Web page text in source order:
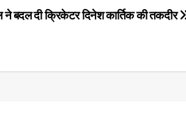
ने बदल दी क्रिकेटर दिनेश कार्तिक की तकदीर